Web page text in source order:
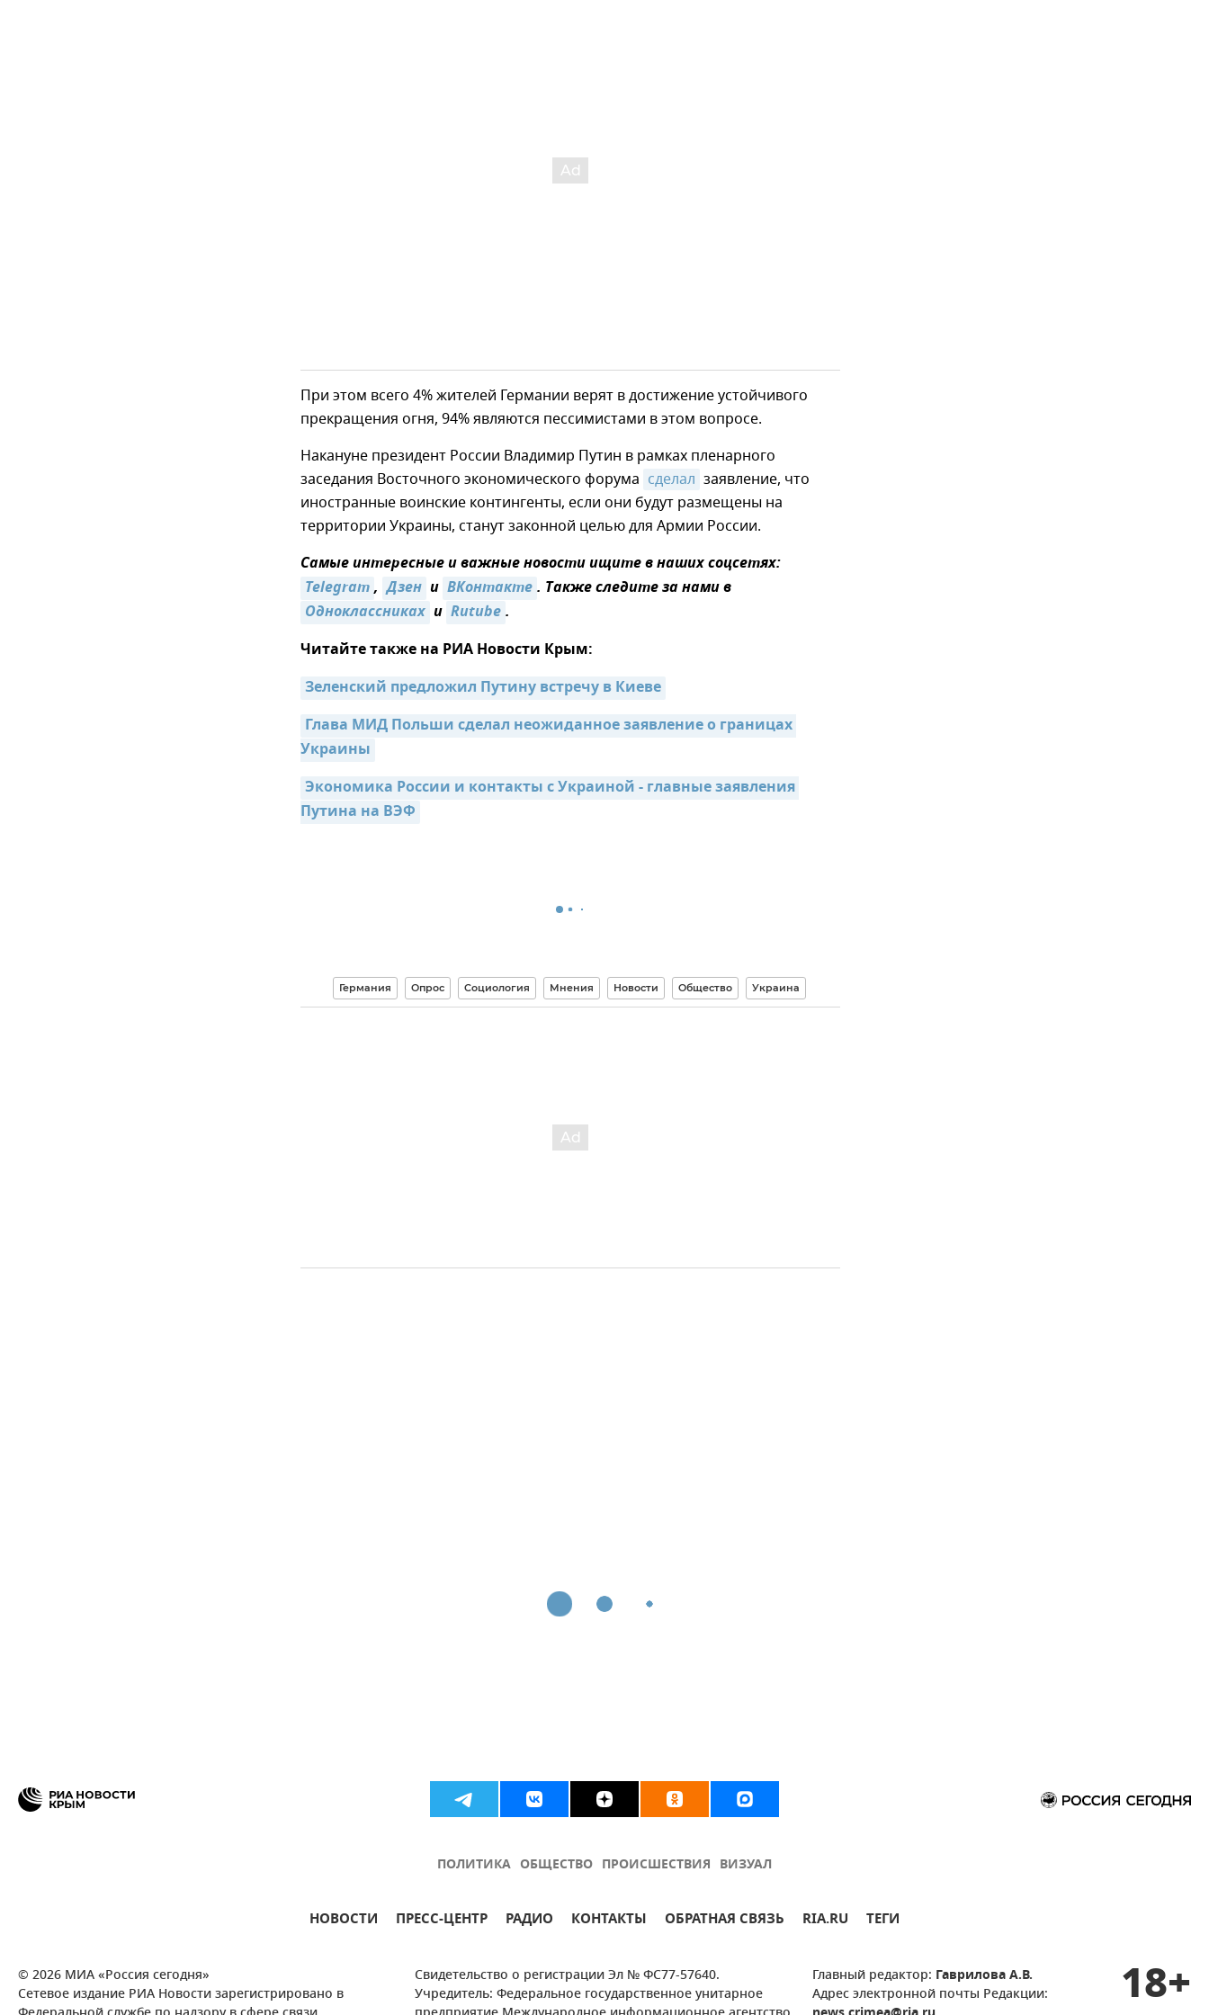
При этом всего 4% жителей Германии верят в достижение устойчивого
прекращения огня, 94% являются пессимистами в этом вопросе.
Накануне президент России Владимир Путин в рамках пленарного
заседания Восточного экономического форума сделал заявление, что
иностранные воинские контингенты, если они будут размещены на
территории Украины, станут законной целью для Армии России.
Самые интересные и важные новости ищите в наших соцсетях:
Telegram, Дзен и ВКонтакте. Также следите за нами в
Одноклассниках и Rutube.
Читайте также на РИА Новости Крым:
Зеленский предложил Путину встречу в Киеве
Глава МИД Польши сделал неожиданное заявление о границах
Украины
Экономика России и контакты с Украиной - главные заявления
Путина на ВЭФ
Германия Опрос Социология Мнения Новости Общество Украина
ПОЛИТИКА ОБЩЕСТВО ПРОИСШЕСТВИЯ ВИЗУАЛ
НОВОСТИ ПРЕСС-ЦЕНТР РАДИО КОНТАКТЫ ОБРАТНАЯ СВЯЗЬ RIA.RU ТЕГИ
© 2026 МИА «Россия сегодня»
Сетевое издание РИА Новости зарегистрировано в
Свидетельство о регистрации Эл № ФС77-57640.
Учредитель: Федеральное государственное унитарное
Главный редактор: Гаврилова А.В.
Адрес электронной почты Редакции:
18+